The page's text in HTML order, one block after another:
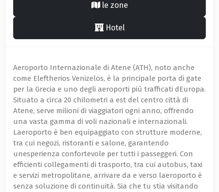
le zone
Hotel
Aeroporto Internazionale di Atene (ATH), noto anche
come Eleftherios Venizelos, è la principale porta di gate
per la Grecia e uno degli aeroporti più trafficati dEuropa.
Situato a circa 20 chilometri a est del centro città di
Atene, serve milioni di viaggiatori ogni anno, offrendo
una vasta gamma di voli nazionali e internazionali.
Laeroporto è ben equipaggiato con strutture moderne,
tra cui negozi, ristoranti e salone, garantendo
unesperienza confortevole per tutti i passeggeri. Con
efficienti collegamenti di trasporto, tra cui autobus, taxi
e servizi metropolitane, arrivare da e verso laeroporto è
senza soluzione di continuità. Sia che tu stia visitando